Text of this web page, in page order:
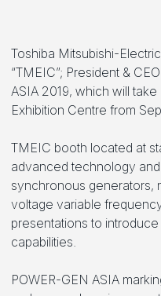
Toshiba Mitsubishi-
“TMEIC”; President &
ASIA 2019, which will
Exhibition Centre from
TMEIC booth located at
advanced technology
synchronous generators,
voltage variable
presentations to
capabilities.
POWER-GEN ASIA